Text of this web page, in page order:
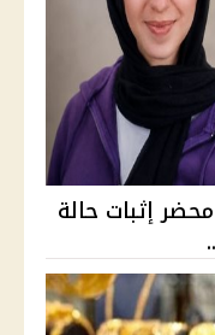
محضر إثبات حالة